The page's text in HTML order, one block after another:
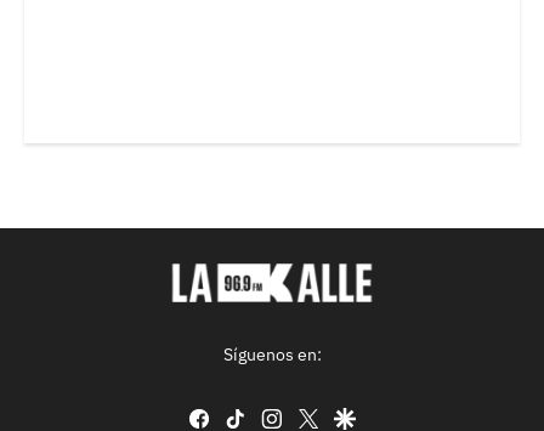
Síguenos en:
facebook
tiktok instagram
twittergoogle